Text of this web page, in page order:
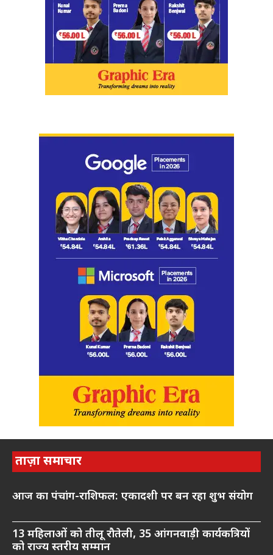
ताज़ा समाचार
आज का पंचांग-राशिफल: एकादशी पर बन रहा शुभ संयोग
13 महिलाओं को तीलू रौतेली, 35 आंगनवाड़ी कार्यकत्रियों
को राज्य स्तरीय सम्मान